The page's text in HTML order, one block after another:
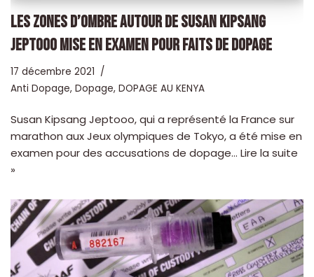
LES ZONES D’OMBRE AUTOUR DE SUSAN KIPSANG
JEPTOOO MISE EN EXAMEN POUR FAITS DE DOPAGE
17 décembre 2021
Anti Dopage, Dopage, DOPAGE AU KENYA
Susan Kipsang Jeptooo, qui a représenté la France sur
marathon aux Jeux olympiques de Tokyo, a été mise en
examen pour des accusations de dopage… Lire la suite
»